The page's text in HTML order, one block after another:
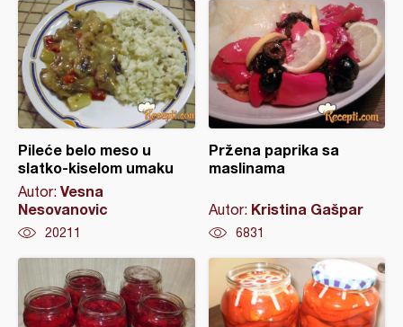
Pileće belo meso u
slatko-kiselom umaku
Autor: Vesna
Nesovanovic
20211
Pržena paprika sa
maslinama
Autor: Kristina Gašpar
6831